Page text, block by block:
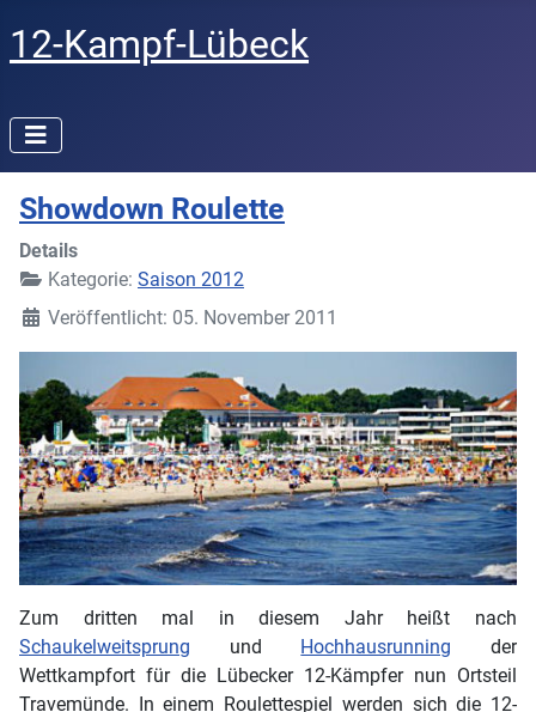
12-Kampf-Lübeck
Showdown Roulette
Details
Kategorie: Saison 2012
Veröffentlicht: 05. November 2011
Zum dritten mal in diesem Jahr heißt nach
Schaukelweitsprung und Hochhausrunning der
Wettkampfort für die Lübecker 12-Kämpfer nun Ortsteil
Travemünde. In einem Roulettespiel werden sich die 12-